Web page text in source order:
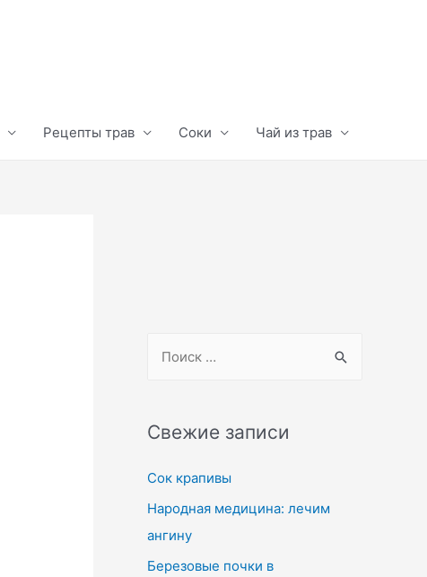
Рецепты трав Соки Чай из трав
Свежие записи
Сок крапивы
Народная медицина: лечим
ангину
Березовые почки в